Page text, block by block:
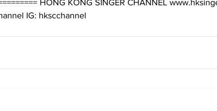
HONG KONG SINGER CHANNEL
IG: hkscchannel